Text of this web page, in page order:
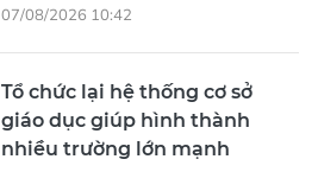
07/08/2026 10:42
Tổ chức lại hệ thống cơ sở
giáo dục giúp hình thành
nhiều trường lớn mạnh